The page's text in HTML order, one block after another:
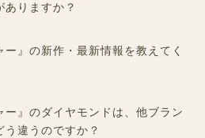
りますか？
ー』の新作・最新情報を教えてく
ー』のダイヤモンドは、他ブラン
う違うのですか？